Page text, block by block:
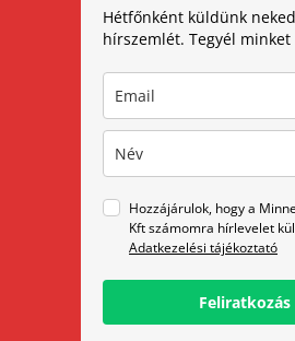
Hétfőnként küldünk
hírszemlét. Tegyél
Hozzájárulok, hogy a
Kft számomra hírlevelet
Adatkezelési tájékoztató
Feliratkozás